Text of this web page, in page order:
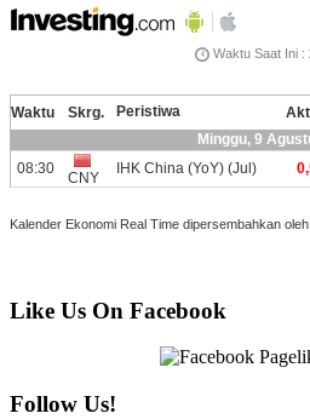
Kalender Ekonomi Real Time dipersembahkan oleh
Like Us On Facebook
Follow Us!